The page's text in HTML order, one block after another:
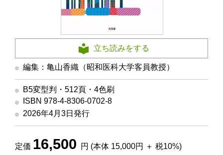
立ち読みをする
編集：亀山香織（昭和医科大学客員教授）
B5変型判・512頁・4色刷
ISBN 978-4-8306-0702-8
2026年4月3日発行
定価 16,500 円 (本体 15,000円 ＋ 税10%)